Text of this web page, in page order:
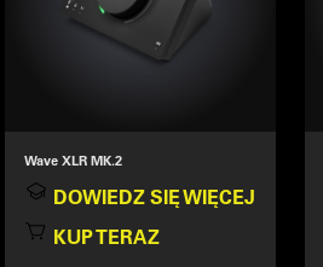
Wave XLR MK.2
DOWIEDZ SIĘ WIĘCEJ
KUP TERAZ